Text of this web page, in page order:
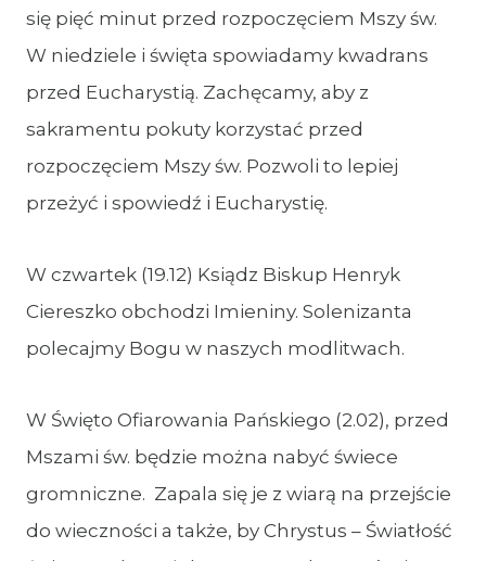
się pięć minut przed rozpoczęciem Mszy św.
W niedziele i święta spowiadamy kwadrans
przed Eucharystią. Zachęcamy, aby z
sakramentu pokuty korzystać przed
rozpoczęciem Mszy św. Pozwoli to lepiej
przeżyć i spowiedź i Eucharystię.
W czwartek (19.12) Ksiądz Biskup Henryk
Ciereszko obchodzi Imieniny. Solenizanta
polecajmy Bogu w naszych modlitwach.
W Święto Ofiarowania Pańskiego (2.02), przed
Mszami św. będzie można nabyć świece
gromniczne. Zapala się je z wiarą na przejście
do wieczności a także, by Chrystus – Światłość